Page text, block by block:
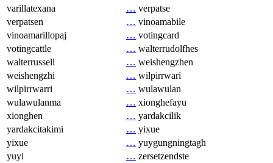
varillatexana
… verpatse
verpatsen
… vinoamabile
vinoamarillopaj
… votingcard
votingcattle
… walterrudolfhes
walterrussell
… weishengzhen
weishengzhi
… wilpirrwari
wilpirrwarri
… wulawulan
wulawulanma
… xionghefayu
xionghen
… yardakcilik
yardakcitakimi
… yixue
yixue
… yuygungningtagh
yuyi
… zersetzendste